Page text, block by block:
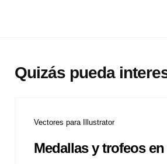
Quizás pueda
Vectores para Illustrator
Medallas y trofeos